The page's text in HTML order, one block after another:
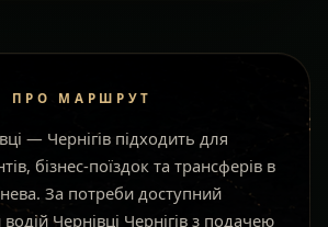
ПРО МАРШРУТ
— Чернігів підходить для
бізнес-поїздок та трансферів в
За потреби доступний
Чернівці Чернігів з подачею